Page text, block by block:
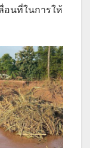
อนที่ในการให้